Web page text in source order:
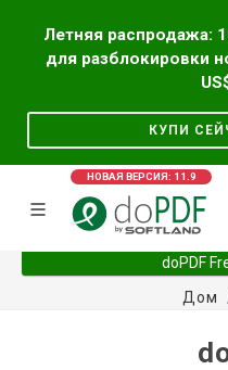
Летняя распродажа:
для разблокировки
КУПИ
НОВАЯ ВЕРСИЯ: 11.9
doPDF
Дом